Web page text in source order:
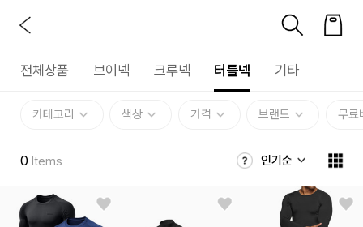
전체상품 브이넥 크루넥 터틀넥 기타
카테고리 색상 가격 브랜드 무료
0 Items 인기순